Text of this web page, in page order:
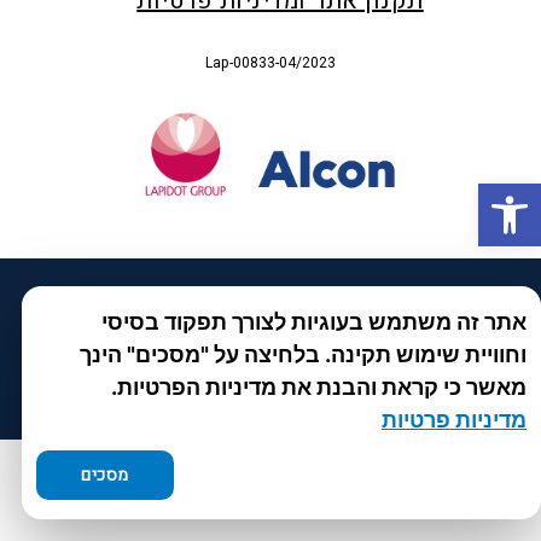
פתח סרגל נגישות
Lap-00833-04/2023
אתר זה משתמש בעוגיות לצורך תפקוד בסיסי
וחוויית שימוש תקינה. בלחיצה על "מסכים" הינך
מאשר כי קראת והבנת את מדיניות הפרטיות.
מדיניות פרטיות
מסכים
עוד מקבוצת לפידות : סיסטיין | צייס | ריזאלטס |
| ספאטון | ספיד גרון | יוטיפרו פלוס | קוקידנט
DROPsept